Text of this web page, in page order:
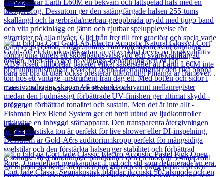
Cort
Cort L60M Mahogany Open Pore Natural
2 188kr
Läs mer
Cort